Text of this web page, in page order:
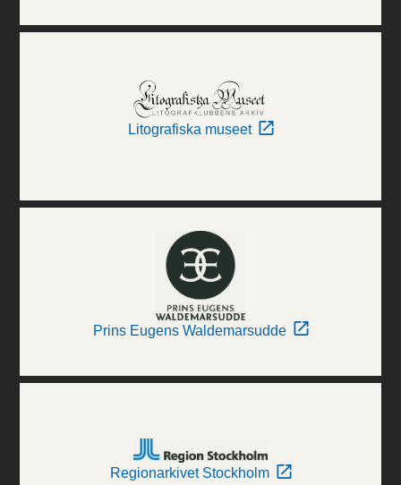
Litografiska museet
Prins Eugens Waldemarsudde
Regionarkivet Stockholm